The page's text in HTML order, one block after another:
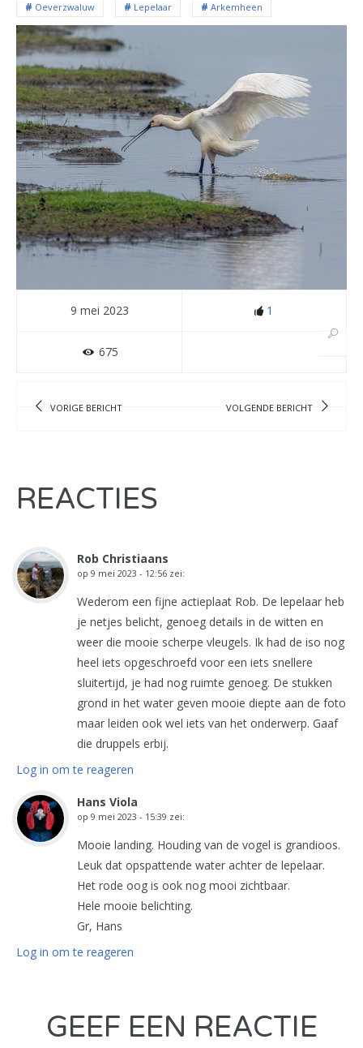
Oeverzwaluw Lepelaar Arkemheen
9 mei 2023 1
675
VORIGE BERICHT VOLGENDE BERICHT
REACTIES
Rob Christiaans
op 9 mei 2023 - 12:56 zei:
Wederom een fijne actieplaat Rob. De lepelaar heb
je netjes belicht, genoeg details in de witten en
weer die mooie scherpe vleugels. Ik had de iso nog
heel iets opgeschroefd voor een iets snellere
sluitertijd, je had nog ruimte genoeg. De stukken
grond in het water geven mooie diepte aan de foto
maar leiden ook wel iets van het onderwerp. Gaaf
die druppels erbij.
Log in om te reageren
Hans Viola
op 9 mei 2023 - 15:39 zei:
Mooie landing. Houding van de vogel is grandioos.
Leuk dat opspattende water achter de lepelaar.
Het rode oog is ook nog mooi zichtbaar.
Hele mooie belichting.
Gr, Hans
Log in om te reageren
GEEF EEN REACTIE